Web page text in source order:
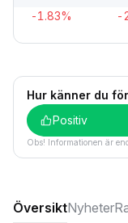
-1.83% -
Hur känner du
Positiv
Obs! Informationen är
ÖversiktNyheter